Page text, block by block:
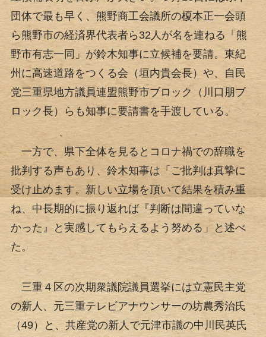
団体で最も早く、熊野商工会議所の榎本正一会頭
ら熊野市の経済界代表者ら32人が名を連ねる「熊
野市有志一同」が鈴木知事に立候補を要請。東紀
州に高速道路をつくる会（垣内貴会長）や、自民
党三重県地方議員連盟熊野市ブロック（川口朋ブ
ロック長）らも知事に要請書を手渡している。
一方で、県下全体を見るとコロナ禍での辞職を
批判する声もあり、鈴木知事は「ご批判は真摯に
受け止めます。新しい立場を頂いて結果を積み重
ね、中長期的に振り返れば『判断は間違っていな
かった』と実感してもらえるよう努める」と述べ
た。
三重４区の次期衆議院議員選挙には立憲民主党
の新人、元三重テレビアナウンサーの坊農秀治氏
（49）と、共産党の新人で元津市議の中川民英氏